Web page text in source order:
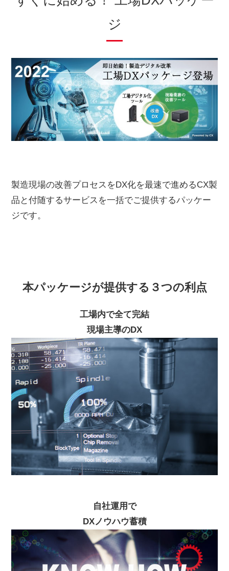
ジ
製造現場の改善プロセスをDX化を最速で進めるCX製
品と付随するサービスを一括でご提供するパッケー
ジです。
本パッケージが提供する３つの利点
工場内で全て完結
現場主導のDX
自社運用で
DXノウハウ蓄積